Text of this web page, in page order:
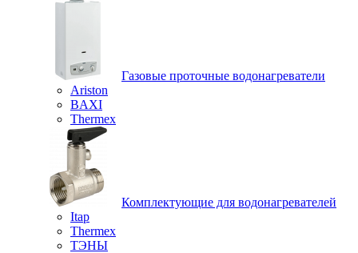
Газовые проточные водонагреватели
Ariston
BAXI
Thermex
Комплектующие для водонагревателей
Itap
Thermex
ТЭНЫ